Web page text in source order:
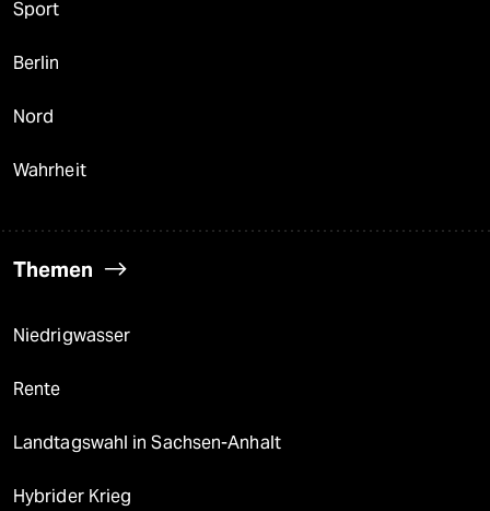
Sport
Berlin
Nord
Wahrheit
Themen
Niedrigwasser
Rente
Landtagswahl in Sachsen-Anhalt
Hybrider Krieg